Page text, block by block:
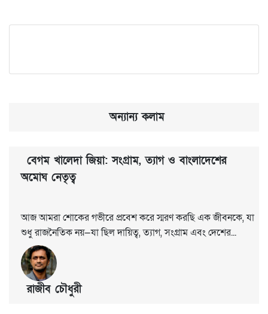
অন্যান্য কলাম
বেগম খালেদা জিয়া: সংগ্রাম, ত্যাগ ও বাংলাদেশের
অমোঘ নেতৃত্ব
আজ আমরা শোকের গভীরে প্রবেশ করে স্মরণ করছি এক জীবনকে, যা
শুধু রাজনৈতিক নয়—যা ছিল দায়িত্ব, ত্যাগ, সংগ্রাম এবং দেশের...
রাজীব চৌধুরী